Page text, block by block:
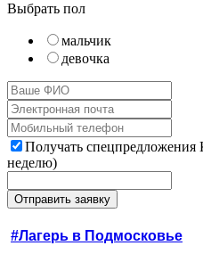
Выбрать пол
мальчик
девочка
Получать
неделю)
#Лагерь в Подмосковье